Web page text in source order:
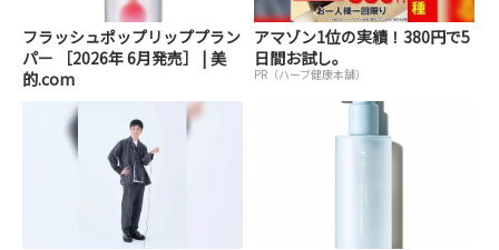
フラッシュポップリッププラン
パー ［2026年 6月発売］ | 美
的.com
アマゾン1位の実績！380円で5
日間お試し。
PR（ハーブ健康本舗）